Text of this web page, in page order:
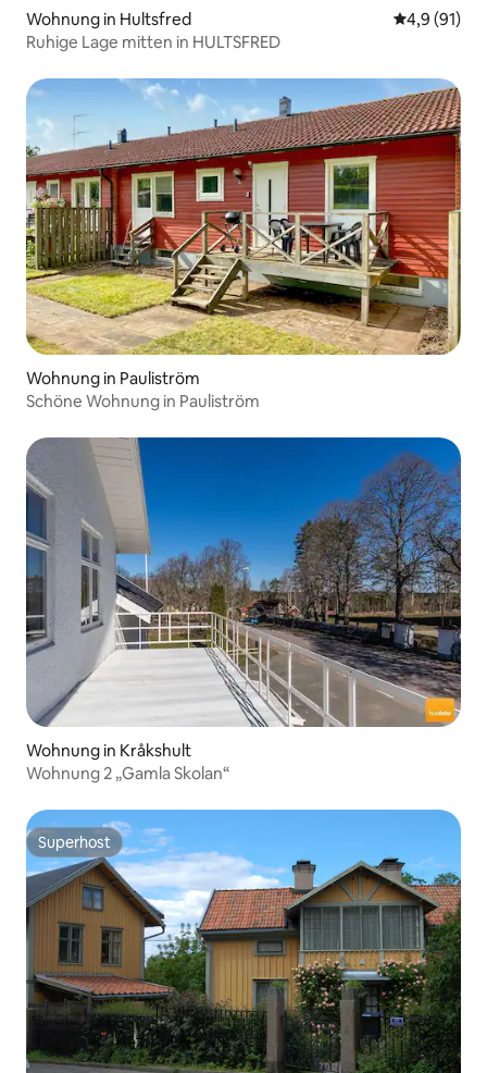
Wohnung in Hultsfred
4,9 (91)
Ruhige Lage mitten in HULTSFRED
Wohnung in Pauliström
Schöne Wohnung in Pauliström
Wohnung in Kråkshult
Wohnung 2 „Gamla Skolan“
Superhost
Superhost